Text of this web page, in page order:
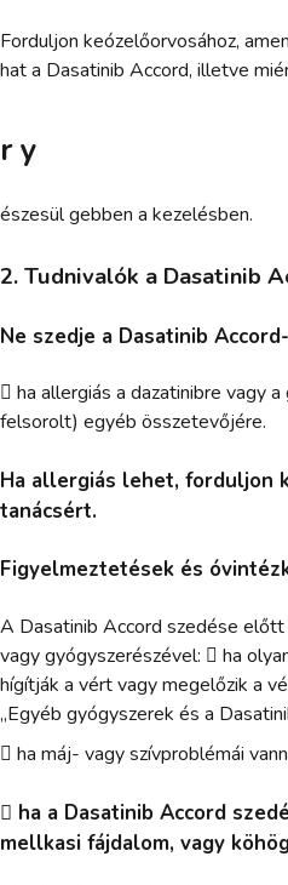
Forduljon keózelőorvosához,
hat a Dasatinib Accord, illetve
r y
észesül gebben a kezelésben.
2. Tudnivalók a Dasatinib
Ne szedje a Dasatinib
 ha allergiás a dazatinibre vagy
felsorolt) egyéb összetevőjére.
Ha allergiás lehet, forduljon
tanácsért.
Figyelmeztetések és
A Dasatinib Accord szedése
vagy gyógyszerészével:  ha
hígítják a vért vagy megelőzik a
„Egyéb gyógyszerek és a
 ha máj- vagy szívproblémái
 ha a Dasatinib Accord
mellkasi fájdalom, vagy